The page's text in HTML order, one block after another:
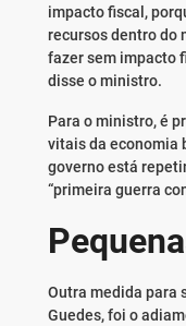
impacto fiscal,
recursos dentro do
fazer sem impacto
disse o ministro.
Para o ministro, é
vitais da economia
governo está
“primeira guerra
Outra medida para
Guedes, foi o